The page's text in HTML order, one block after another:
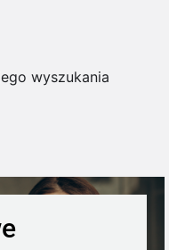
wyszukania